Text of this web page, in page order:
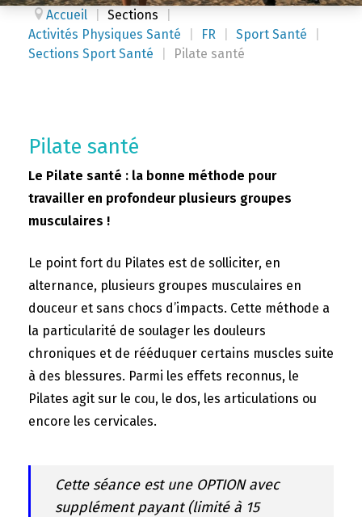
Accueil Sections
Activités Physiques Santé
FR Sport Santé
Sections Sport Santé
Pilate santé
Pilate santé
Le Pilate santé : la bonne méthode pour
travailler en profondeur plusieurs groupes
musculaires !
Le point fort du Pilates est de solliciter, en
alternance, plusieurs groupes musculaires en
douceur et sans chocs d’impacts. Cette méthode a
la particularité de soulager les douleurs
chroniques et de rééduquer certains muscles suite
à des blessures. Parmi les effets reconnus, le
Pilates agit sur le cou, le dos, les articulations ou
encore les cervicales.
Cette séance est une OPTION avec
supplément payant (limité à 15